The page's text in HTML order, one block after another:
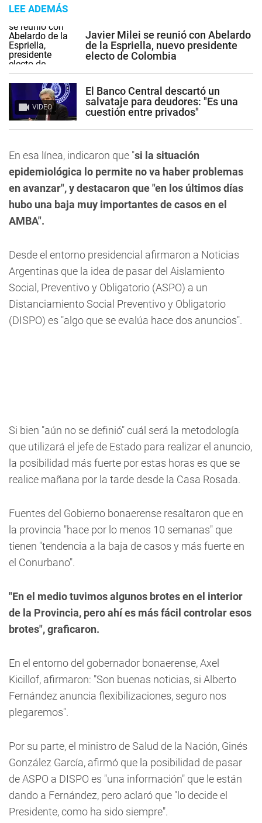
LEE ADEMÁS
Javier Milei se reunió con Abelardo
de la Espriella, nuevo presidente
electo de Colombia
VIDEO
El Banco Central descartó un
salvataje para deudores: "Es una
cuestión entre privados"
En esa línea, indicaron que "si la situación
epidemiológica lo permite no va haber problemas
en avanzar", y destacaron que "en los últimos días
hubo una baja muy importantes de casos en el
AMBA".
Desde el entorno presidencial afirmaron a Noticias
Argentinas que la idea de pasar del Aislamiento
Social, Preventivo y Obligatorio (ASPO) a un
Distanciamiento Social Preventivo y Obligatorio
(DISPO) es "algo que se evalúa hace dos anuncios".
Si bien "aún no se definió" cuál será la metodología
que utilizará el jefe de Estado para realizar el anuncio,
la posibilidad más fuerte por estas horas es que se
realice mañana por la tarde desde la Casa Rosada.
Fuentes del Gobierno bonaerense resaltaron que en
la provincia "hace por lo menos 10 semanas" que
tienen "tendencia a la baja de casos y más fuerte en
el Conurbano".
"En el medio tuvimos algunos brotes en el interior
de la Provincia, pero ahí es más fácil controlar esos
brotes", graficaron.
En el entorno del gobernador bonaerense, Axel
Kicillof, afirmaron: "Son buenas noticias, si Alberto
Fernández anuncia flexibilizaciones, seguro nos
plegaremos".
Por su parte, el ministro de Salud de la Nación, Ginés
González García, afirmó que la posibilidad de pasar
de ASPO a DISPO es "una información" que le están
dando a Fernández, pero aclaró que "lo decide el
Presidente, como ha sido siempre".